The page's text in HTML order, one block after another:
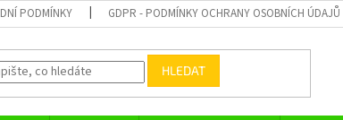
PODMÍNKY GDPR - PODMÍNKY OCHRANY OSOBNÍCH ÚDAJŮ
HLEDAT